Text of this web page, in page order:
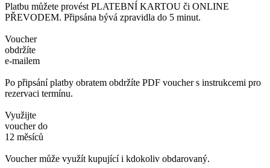
Platbu můžete provést PLATEBNÍ KARTOU či ONLINE
PŘEVODEM. Připsána bývá zpravidla do 5 minut.
Voucher
obdržíte
e-mailem
Po připsání platby obratem obdržíte PDF voucher s instrukcemi pro
rezervaci termínu.
Využijte
voucher do
12 měsíců
Voucher může využít kupující i kdokoliv obdarovaný.